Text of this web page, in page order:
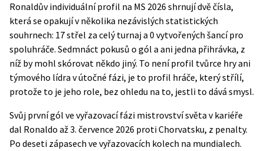
Ronaldův individuální profil na MS 2026 shrnují dvě čísla,
která se opakují v několika nezávislých statistických
souhrnech: 17 střel za celý turnaj a 0 vytvořených šancí pro
spoluhráče. Sedmnáct pokusů o gól a ani jedna přihrávka, z
níž by mohl skórovat někdo jiný. To není profil tvůrce hry ani
týmového lídra v útočné fázi, je to profil hráče, který střílí,
protože to je jeho role, bez ohledu na to, jestli to dává smysl.
Svůj první gól ve vyřazovací fázi mistrovství světa v kariéře
dal Ronaldo až 3. července 2026 proti Chorvatsku, z penalty.
Po deseti zápasech ve vyřazovacích kolech na mundialech.